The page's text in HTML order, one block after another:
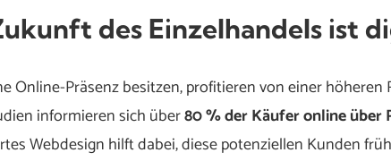
des Einzelhandels ist
Online-Präsenz besitzen, profitieren von einer höheren
informieren sich über80 % der Käufer online über
Webdesign hilft dabei, diese potenziellen Kunden